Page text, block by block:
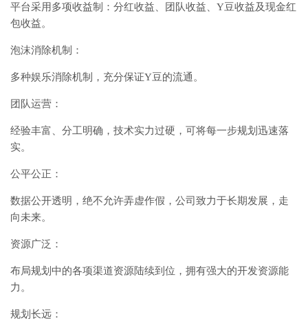
平台采用多项收益制：分红收益、团队收益、Y豆收益及现金红
包收益。
泡沫消除机制：
多种娱乐消除机制，充分保证Y豆的流通。
团队运营：
经验丰富、分工明确，技术实力过硬，可将每一步规划迅速落
实。
公平公正：
数据公开透明，绝不允许弄虚作假，公司致力于长期发展，走
向未来。
资源广泛：
布局规划中的各项渠道资源陆续到位，拥有强大的开发资源能
力。
规划长远：